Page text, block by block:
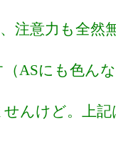
注意力も全然
ASにも色ん
んけど。上記